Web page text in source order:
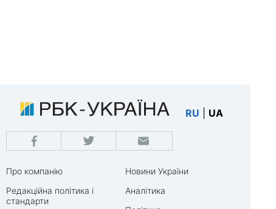
RU UA
Про компанію
Редакційна політика і
стандарти
Новини України
Аналітика